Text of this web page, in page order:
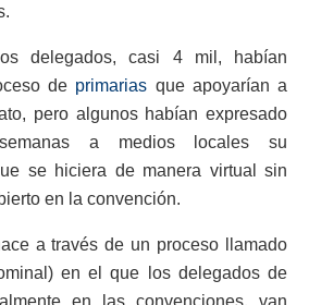
delegados, casi 4 mil, habían
de primarias que apoyarían a
pero algunos habían expresado
a medios locales su
se hiciera de manera virtual sin
en la convención.
a través de un proceso llamado
en el que los delegados de
en las convenciones, van